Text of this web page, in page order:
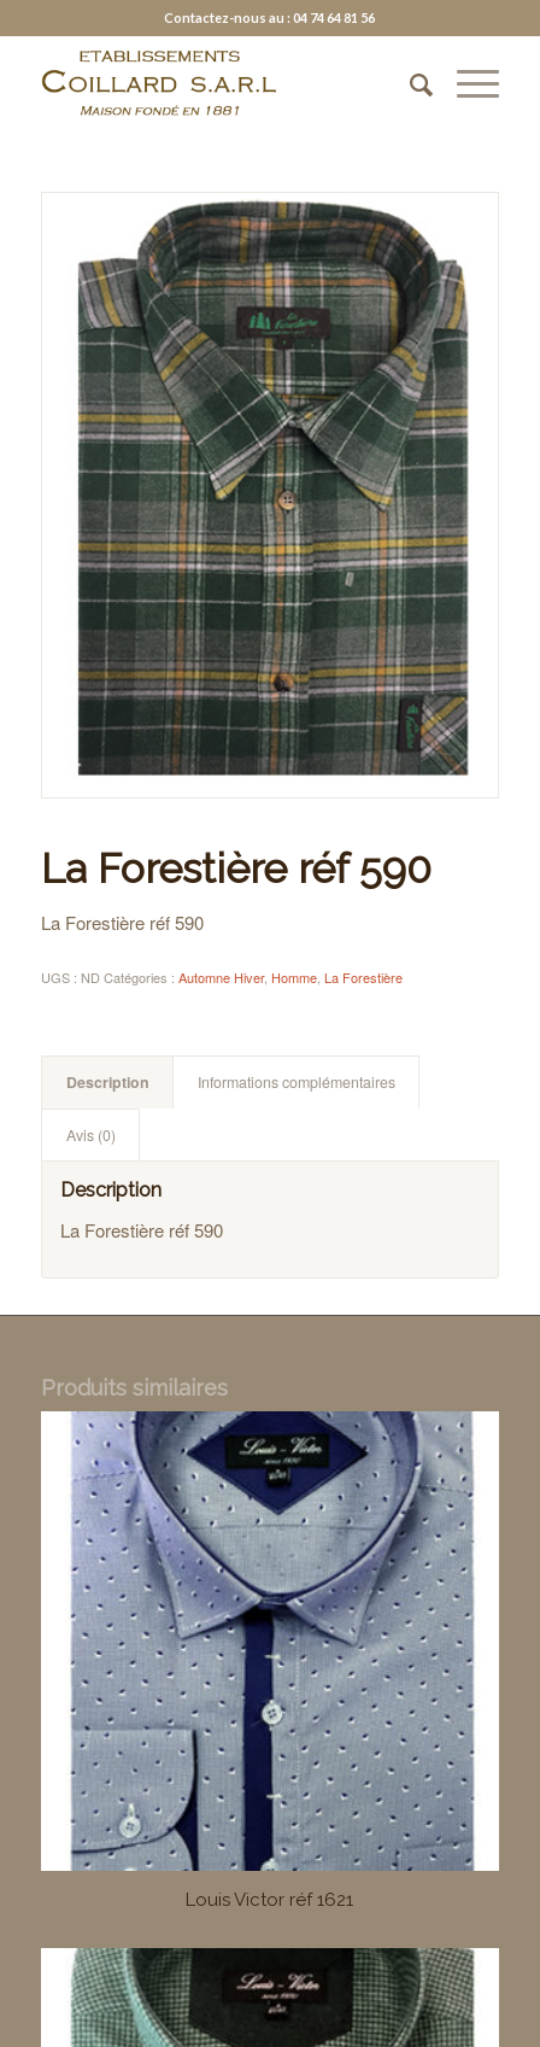
Contactez-nous au : 04 74 64 81 56
La Forestière réf 590
La Forestière réf 590
UGS : ND Catégories : Automne Hiver, Homme, La Forestière
Description Informations complémentaires
Avis (0)
Description
La Forestière réf 590
Produits similaires
Louis Victor réf 1621